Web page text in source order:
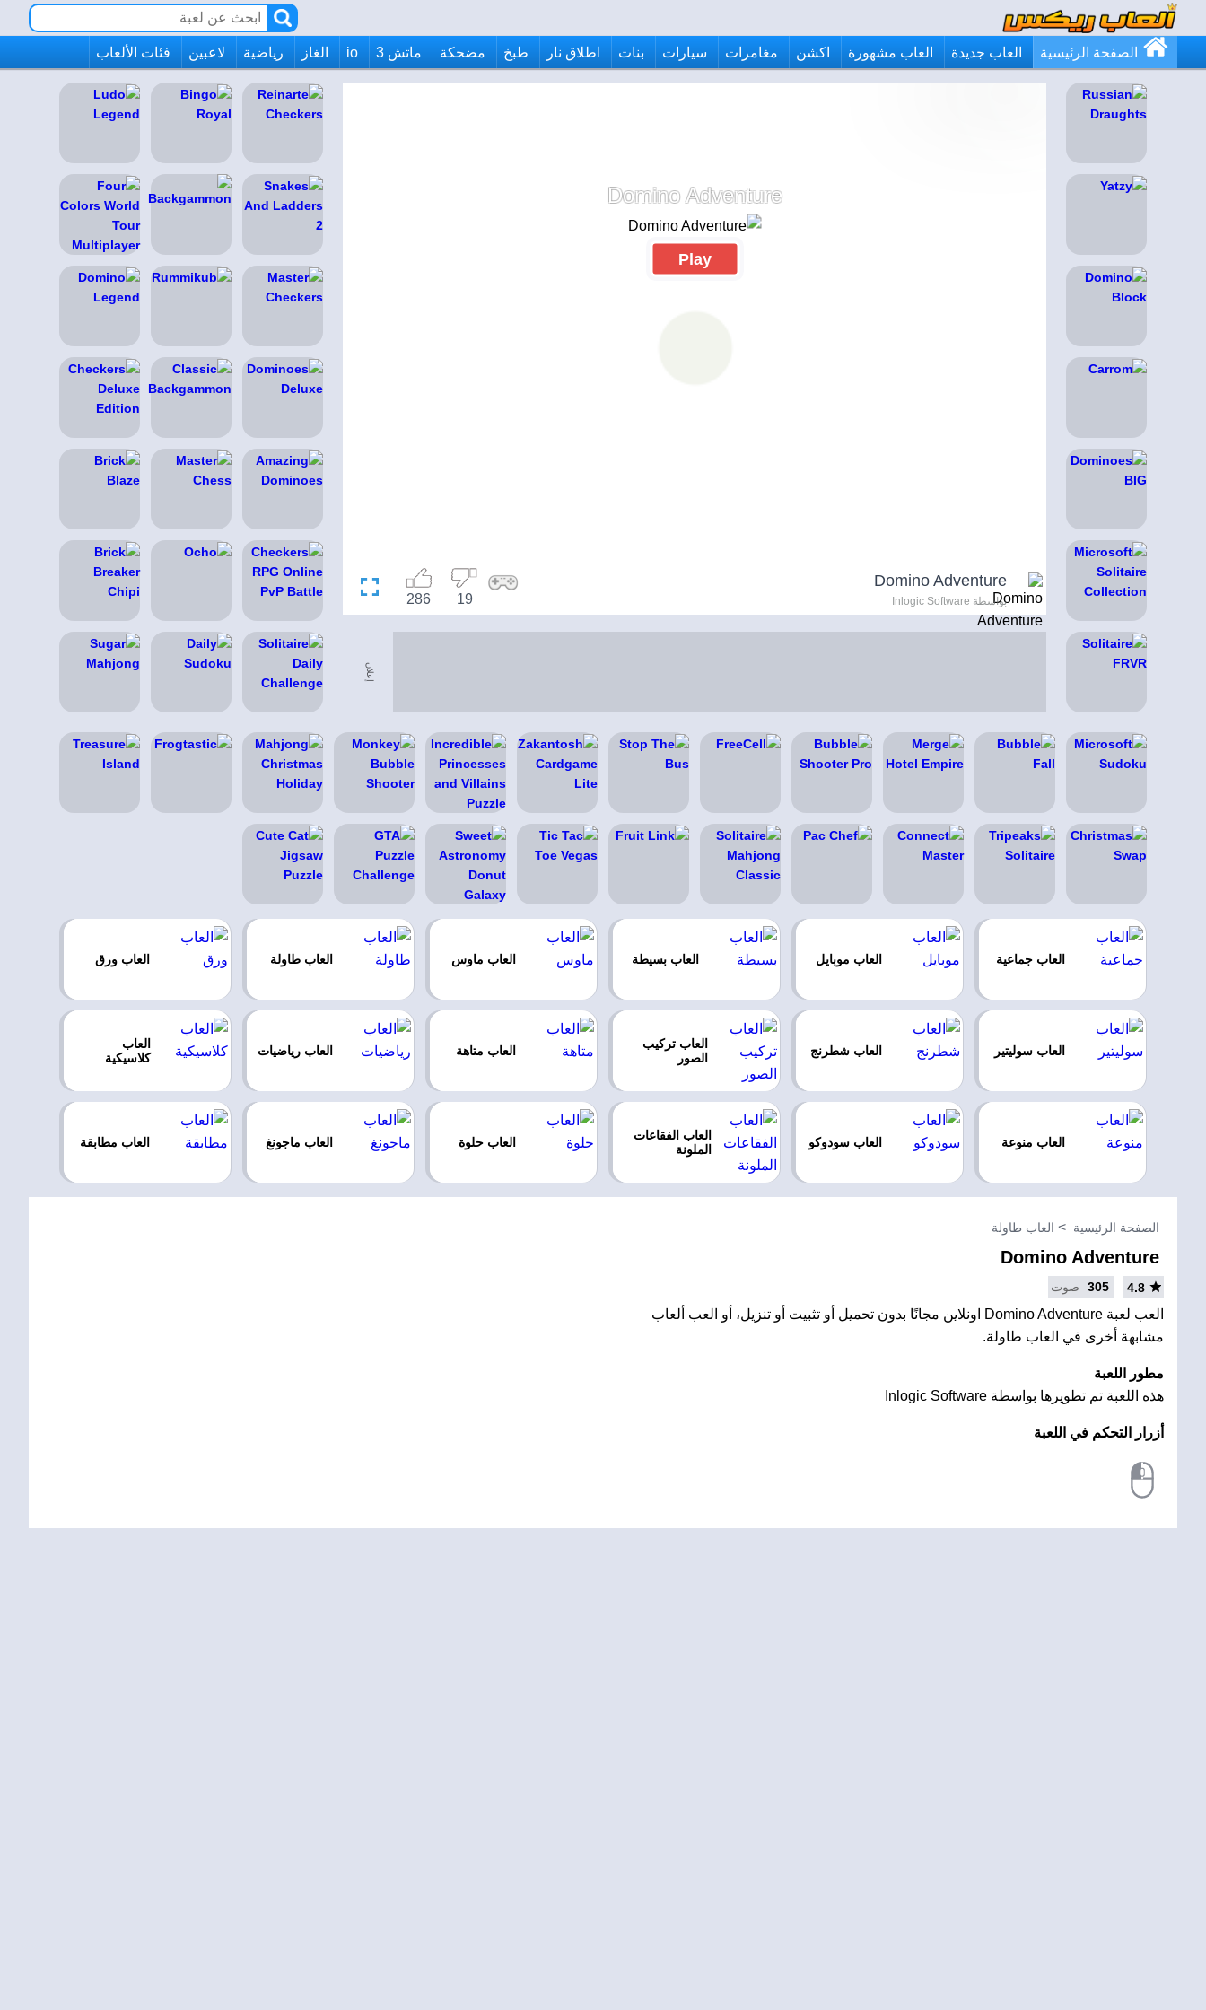
الصفحة الرئيسية العاب جديدة العاب مشهورة اكشن مغامرات سيارات بنات اطلاق نار طبخ مضحكة ماتش 3 io الغاز رياضية لاعبين فئات الألعاب
Domino Adventure
Play
Domino Adventure
بواسطة Inlogic Software 19
286
إعلان
العاب جماعية العاب موبايل العاب بسيطة العاب ماوس العاب طاولة العاب ورق
العاب سوليتير العاب شطرنج
العاب تركيب
الصور
العاب متاهة العاب رياضيات
العاب
كلاسيكية
العاب منوعة العاب سودوكو
العاب الفقاعات
الملونة
العاب حلوة العاب ماجونغ العاب مطابقة
الصفحة الرئيسية العاب طاولة
Domino Adventure
4.8
305 صوت
العب لعبة Domino Adventure اونلاين مجانًا بدون تحميل أو تثبيت أو تنزيل، أو العب ألعاب
مشابهة أخرى في العاب طاولة.
مطور اللعبة
هذه اللعبة تم تطويرها بواسطة Inlogic Software
أزرار التحكم في اللعبة